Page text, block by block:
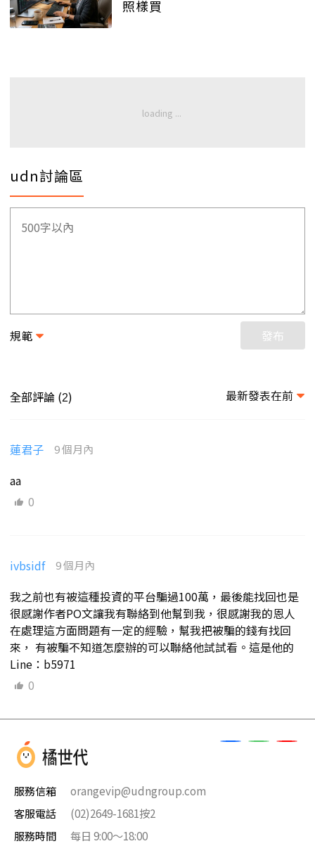
照樣買
udn討論區
規範 發布
全部評論 (2) 最新發表在前
蓮君子 9 個月內
aa
0
ivbsidf 9 個月內
我之前也有被這種投資的平台騙過100萬，最後能找回也是
很感謝作者PO文讓我有聯絡到他幫到我，很感謝我的恩人
在處理這方面問題有一定的經驗，幫我把被騙的錢有找回
來， 有被騙不知道怎麼辦的可以聯絡他試試看。這是他的
Line：b5971
0
服務信箱
orangevip@udngroup.com
客服電話
(02)2649-1681按2
服務時間
每日 9:00～18:00